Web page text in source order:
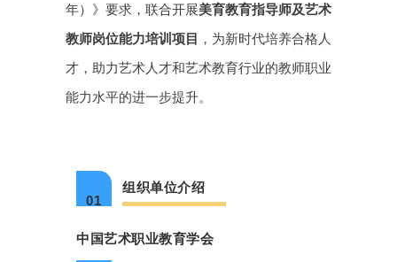
年）》要求，联合开展美育教育指导师及艺术
教师岗位能力培训项目 ，为新时代培养合格人
才，助力艺术人才和艺术教育行业的教师职业
能力水平的进一步提升。
01
组织单位介绍
中国艺术职业教育学会